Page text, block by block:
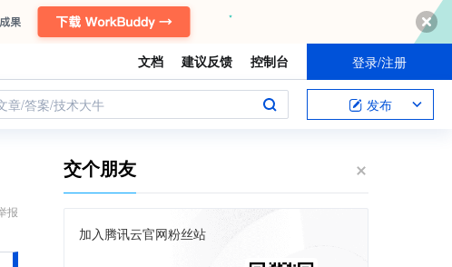
文档 建议反馈 控制台 登录/注册
章/答案/技术大牛 发布
报
交个朋友
加入腾讯云官网粉丝站